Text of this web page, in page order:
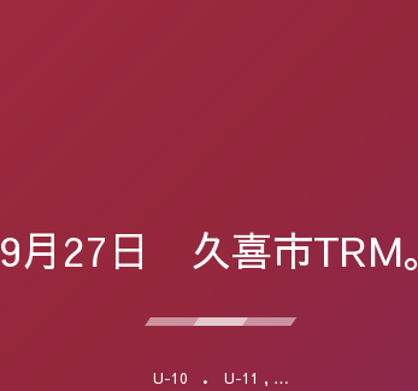
9月27日 久喜市TRM。
U-10 U-11 , …